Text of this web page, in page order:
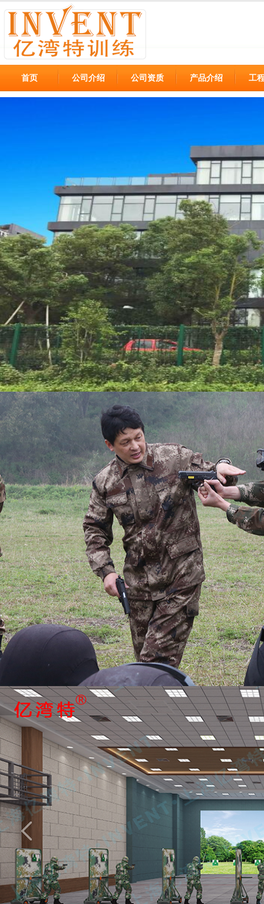
首页 公司介绍 公司资质 产品介绍 工